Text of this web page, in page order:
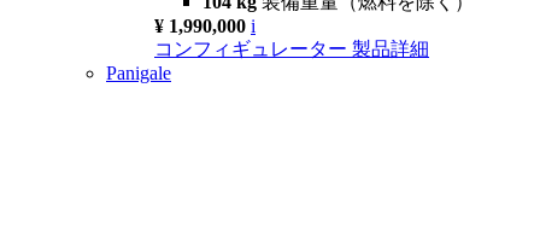
¥ 1,990,000 i
コンフィギュレーター 製品詳細
Panigale